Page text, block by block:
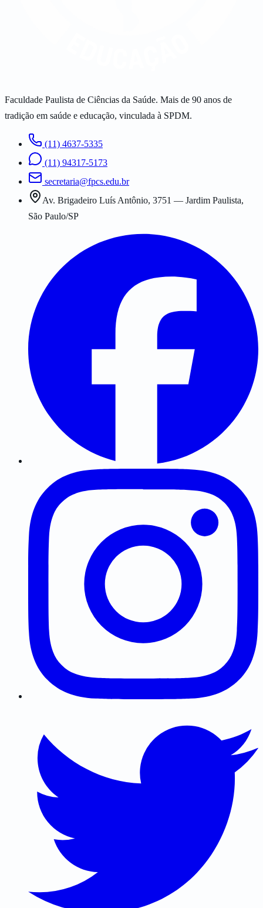
Faculdade Paulista de Ciências da Saúde. Mais de 90 anos de
tradição em saúde e educação, vinculada à SPDM.
(11) 4637-5335
(11) 94317-5173
secretaria@fpcs.edu.br
Av. Brigadeiro Luís Antônio, 3751 — Jardim Paulista,
São Paulo/SP